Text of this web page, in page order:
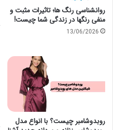
روانشناسی رنگ ها؛ تاثیرات مثبت و
منفی رنگها در زندگی شما چیست!
13/06/2026
روبدوشامبر چیست؟ با انواع مدل